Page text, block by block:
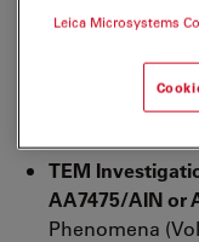
Shenyang,
of Technology,
Intermetallics,
TEM
AA7475/AIN or
Phenomena
Leica Microsystems